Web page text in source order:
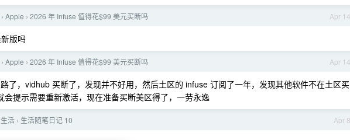
Apr 14
› Apple › 2026 年 Infuse 值得花$99 美元买断吗
版吗
Apr 14
› Apple › 2026 年 Infuse 值得花$99 美元买断吗
了，vidhub 买断了，发现并不好用，然后土区的 infuse 订阅了一年，发现其他软件不在土区买
会提示需要重新激活，现在准备买断美区得了，一劳永逸
Apr 8
生活 › 生活随笔日记 10